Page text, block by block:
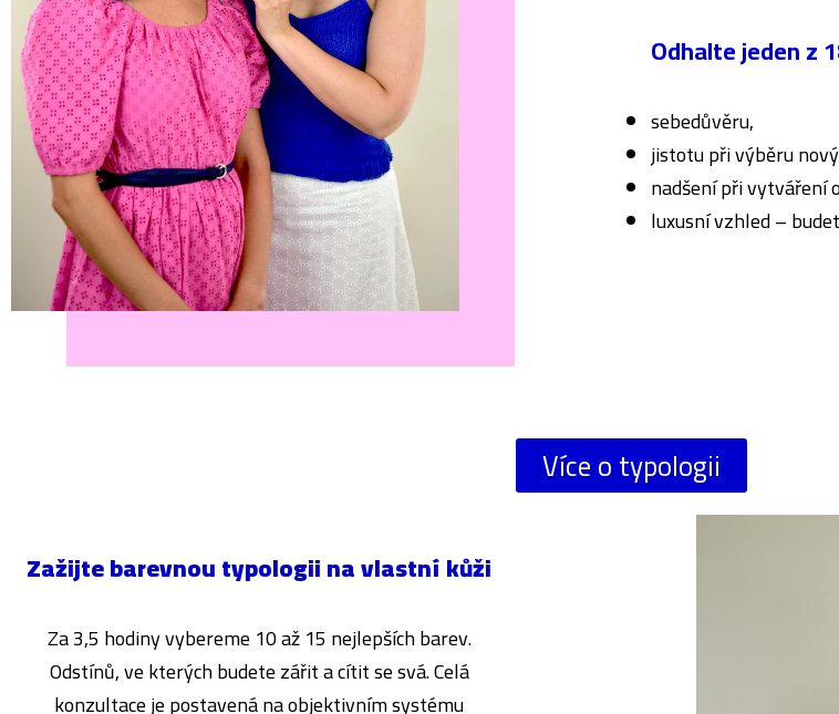
Odhalte jeden z
sebedůvěru,
jistotu při výběru
nadšení při vytváření
luxusní vzhled –
Více o typologii
Zažijte barevnou typologii na vlastní kůži
Za 3,5 hodiny vybereme 10 až 15 nejlepších barev.
Odstínů, ve kterých budete zářit a cítit se svá. Celá
konzultace je postavená na objektivním systému